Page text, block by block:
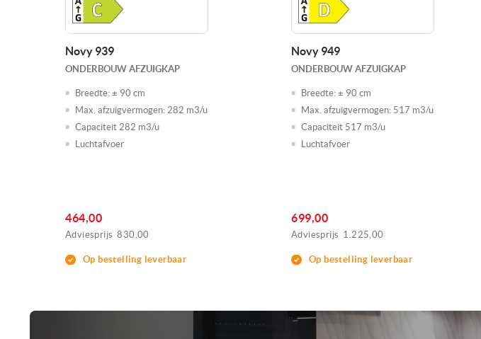
Novy 939
ONDERBOUW AFZUIGKAP
Breedte: ± 90 cm
Max. afzuigvermogen: 282 m3/u
Capaciteit 282 m3/u
Luchtafvoer
464,00
Adviesprijs 830,00
Op bestelling leverbaar
Novy 949
ONDERBOUW AFZUIGKAP
Breedte: ± 90 cm
Max. afzuigvermogen: 517 m3/u
Capaciteit 517 m3/u
Luchtafvoer
699,00
Adviesprijs 1.225,00
Op bestelling leverbaar